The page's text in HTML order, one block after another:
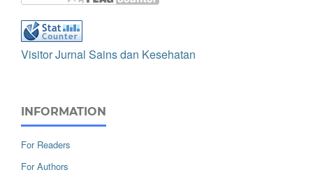
Visitor Jurnal Sains dan Kesehatan
INFORMATION
For Readers
For Authors